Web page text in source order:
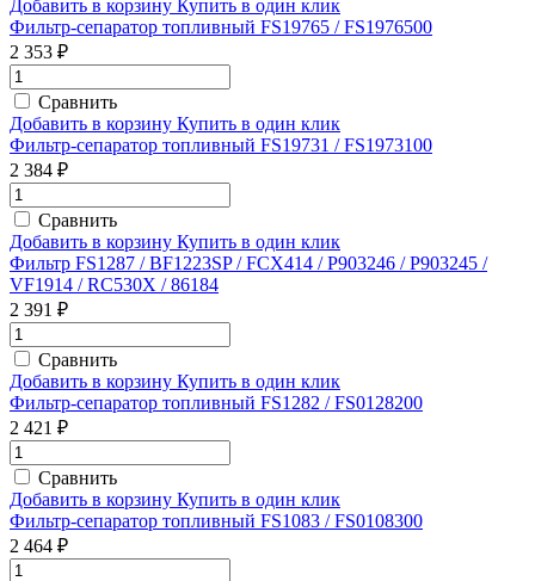
Добавить в корзину Купить в один клик
Фильтр-сепаратор топливный FS19765 / FS1976500
2 353 ₽
Сравнить
Добавить в корзину Купить в один клик
Фильтр-сепаратор топливный FS19731 / FS1973100
2 384 ₽
Сравнить
Добавить в корзину Купить в один клик
Фильтр FS1287 / BF1223SP / FCX414 / P903246 / P903245 /
VF1914 / RC530X / 86184
2 391 ₽
Сравнить
Добавить в корзину Купить в один клик
Фильтр-сепаратор топливный FS1282 / FS0128200
2 421 ₽
Сравнить
Добавить в корзину Купить в один клик
Фильтр-сепаратор топливный FS1083 / FS0108300
2 464 ₽